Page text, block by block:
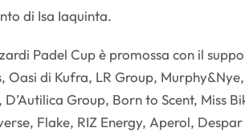
di Isa Iaquinta.
Padel Cup è promossa con il
Oasi di Kufra, LR Group,
D’Autilica Group, Born to Scent, Miss
Flake, RIZ Energy, Aperol,